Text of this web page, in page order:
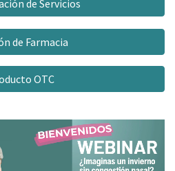
de Servicios
de Farmacia
OTC